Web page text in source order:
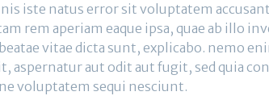
iste natus error sit voluptatem
rem aperiam eaque ipsa, quae ab illo
vitae dicta sunt, explicabo. nemo
aspernatur aut odit aut fugit, sed quia
voluptatem sequi nesciunt.